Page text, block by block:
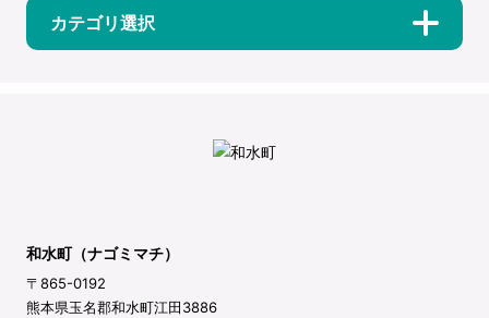
カテゴリ選択
和水町（ナゴミマチ）
〒865-0192
熊本県玉名郡和水町江田3886